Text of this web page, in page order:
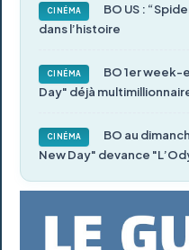
CINÉMA
BO US :
dans l’histoire
CINÉMA
BO 1er week-
Day" déjà
CINÉMA
BO au
New Day" devance